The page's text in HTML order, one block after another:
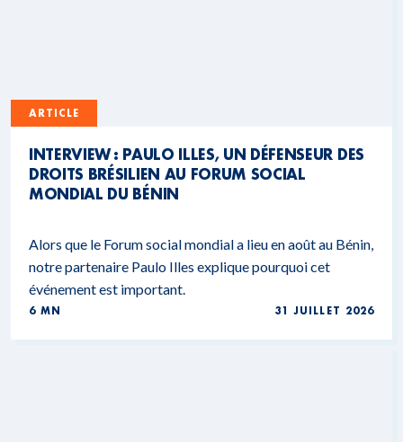
ARTICLE
INTERVIEW : PAULO ILLES, UN DÉFENSEUR DES
DROITS BRÉSILIEN AU FORUM SOCIAL
MONDIAL DU BÉNIN
Alors que le Forum social mondial a lieu en août au Bénin,
notre partenaire Paulo Illes explique pourquoi cet
événement est important.
6 MN 31 JUILLET 2026